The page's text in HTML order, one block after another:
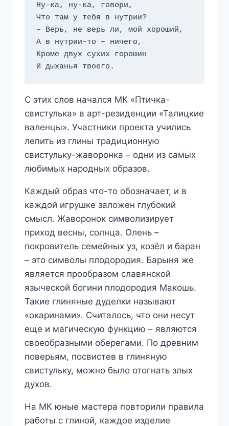
Ну-ка, ну-ка, говори,
Что там у тебя в нутрии?
– Верь, не верь ли, мой хороший,
А в нутрии-то – ничего,
Кроме двух сухих горошин
И дыханья твоего.
С этих слов начался МК «Птичка-
свистулька» в арт-резиденции «Талицкие
валенцы». Участники проекта учились
лепить из глины традиционную
свистульку-жаворонка – одни из самых
любимых народных образов.
Каждый образ что-то обозначает, и в
каждой игрушке заложен глубокий
смысл. Жаворонок символизирует
приход весны, солнца. Олень –
покровитель семейных уз, козёл и баран
– это символы плодородия. Барыня же
является прообразом славянской
языческой богини плодородия Макошь.
Такие глиняные дуделки называют
«окаринами». Считалось, что они несут
еще и магическую функцию – являются
своеобразными оберегами. По древним
поверьям, посвистев в глиняную
свистульку, можно было отогнать злых
духов.
На МК юные мастера повторили правила
работы с глиной, каждое изделие